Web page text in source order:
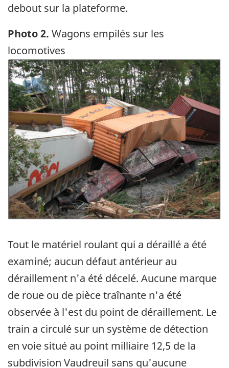
debout sur la plateforme.
Photo 2. Wagons empilés sur les
locomotives
Image
Tout le matériel roulant qui a déraillé a été
examiné; aucun défaut antérieur au
déraillement n'a été décelé. Aucune marque
de roue ou de pièce traînante n'a été
observée à l'est du point de déraillement. Le
train a circulé sur un système de détection
en voie situé au point milliaire 12,5 de la
subdivision Vaudreuil sans qu'aucune